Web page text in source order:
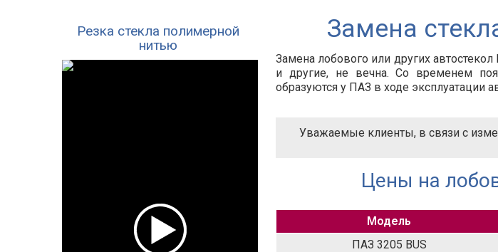
Резка стекла полимерной
нитью
Замена
Замена лобового или других
и другие, не вечна. Со временем
образуются у ПАЗ в ходе эксплуатации
Уважаемые клиенты, в связи с
Цены на
Модель
ПАЗ 3205 BUS